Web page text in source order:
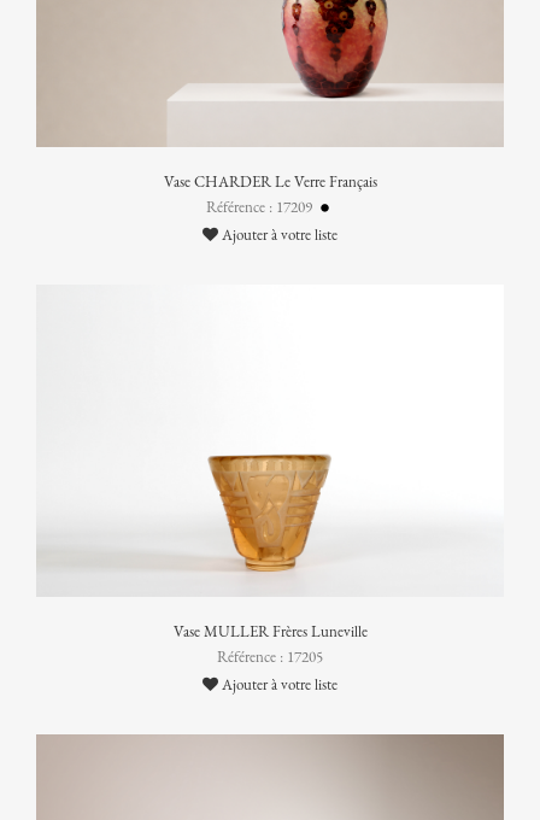
Vase CHARDER Le Verre Français
Référence : 17209
Ajouter à votre liste
Vase MULLER Frères Luneville
Référence : 17205
Ajouter à votre liste